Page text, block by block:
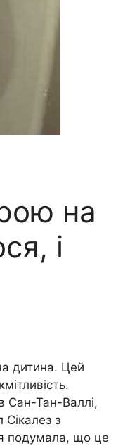
на
і
дитина. Цей
Сан-Тан-Валлі,
Сікалез з
подумала, що це